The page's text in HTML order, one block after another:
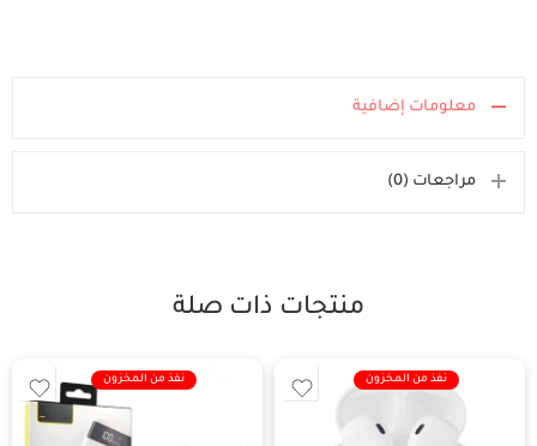
معلومات إضافية
مراجعات (0)
منتجات ذات صلة
نفذ من المخزون نفذ من المخزون